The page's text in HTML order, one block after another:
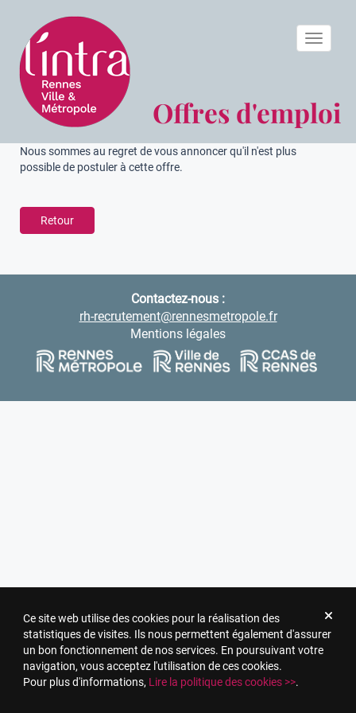
Ce site web utilise des cookies pour la réalisation des
statistiques de visites. Ils nous permettent également d'assurer
un bon fonctionnement de nos services. En poursuivant votre
navigation, vous acceptez l'utilisation de ces cookies.
Pour plus d'informations, Lire la politique des cookies >>.
Offres d'emploi
Toggle
Nous sommes au regret de vous annoncer qu'il n'est plus
possible de postuler à cette offre.
Retour
Contactez-nous :
rh-recrutement@rennesmetropole.fr
Mentions légales